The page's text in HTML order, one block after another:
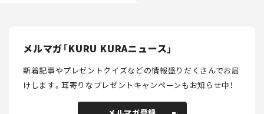
メルマガ「KURU KURAニュース」
新着記事やプレゼントクイズなどの情報盛りだくさんでお届
けします。耳寄りなプレゼントキャンペーンもお知らせ中！